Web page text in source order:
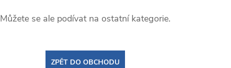
Můžete se ale podívat na ostatní kategorie.
ZPĚT DO OBCHODU